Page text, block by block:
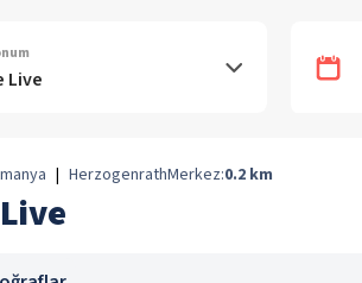
| HerzogenrathMerkez:0.2 km